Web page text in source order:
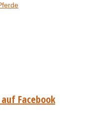
Facebook